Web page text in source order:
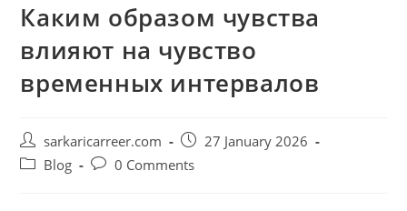
Каким образом чувства
влияют на чувство
временных интервалов
Post
author:
sarkaricarreer.com
Post
published:
27 January 2026
PostBlog
Post0 Comments